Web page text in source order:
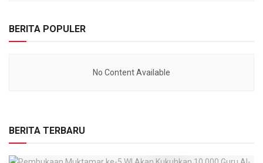
BERITA POPULER
No Content Available
BERITA TERBARU